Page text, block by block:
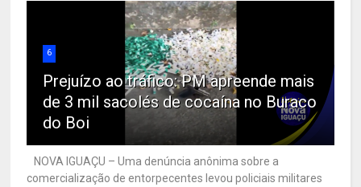
6
Prejuízo ao tráfico: PM apreende mais
de 3 mil sacolés de cocaína no Buraco
do Boi
NOVA IGUAÇU – Uma denúncia anônima sobre a
comercialização de entorpecentes levou policiais militares